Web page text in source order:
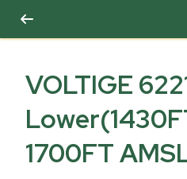
VOLTIGE
1700FT